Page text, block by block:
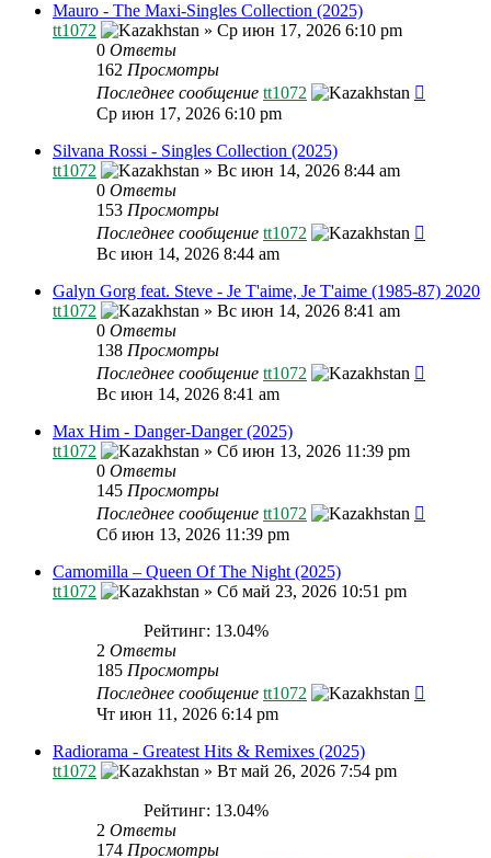
Mauro - The Maxi-Singles Collection (2025)
tt1072
» Ср июн 17, 2026 6:10 pm
0 Ответы
162 Просмотры
Последнее сообщение tt1072
Ср июн 17, 2026 6:10 pm
Silvana Rossi - Singles Collection (2025)
tt1072
» Вс июн 14, 2026 8:44 am
0 Ответы
153 Просмотры
Последнее сообщение tt1072
Вс июн 14, 2026 8:44 am
Galyn Gorg feat. Steve - Je T'aime, Je T'aime (1985-87) 2020
tt1072
» Вс июн 14, 2026 8:41 am
0 Ответы
138 Просмотры
Последнее сообщение tt1072
Вс июн 14, 2026 8:41 am
Max Him - Danger-Danger (2025)
tt1072
» Сб июн 13, 2026 11:39 pm
0 Ответы
145 Просмотры
Последнее сообщение tt1072
Сб июн 13, 2026 11:39 pm
Camomilla – Queen Of The Night (2025)
tt1072
» Сб май 23, 2026 10:51 pm
Рейтинг: 13.04%
2 Ответы
185 Просмотры
Последнее сообщение tt1072
Чт июн 11, 2026 6:14 pm
Radiorama - Greatest Hits & Remixes (2025)
tt1072
» Вт май 26, 2026 7:54 pm
Рейтинг: 13.04%
2 Ответы
174 Просмотры